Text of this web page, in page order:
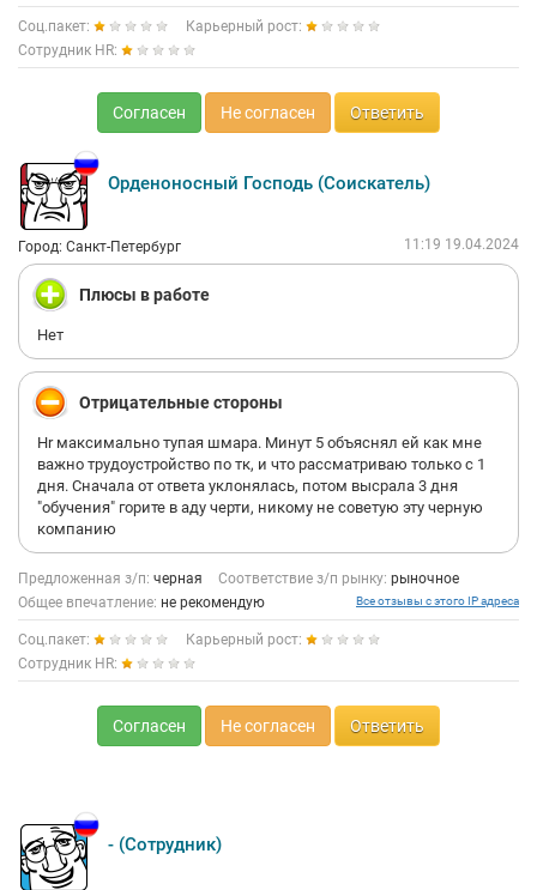
Соц.пакет:
Карьерный рост:
Сотрудник HR:
Согласен Не согласен Ответить
Орденоносный Господь (Соискатель)
Город: Санкт-Петербург 11:19 19.04.2024
Плюсы в работе
Нет
Отрицательные стороны
Hr максимально тупая шмара. Минут 5 объяснял ей как мне
важно трудоустройство по тк, и что рассматриваю только с 1
дня. Сначала от ответа уклонялась, потом высрала 3 дня
"обучения" горите в аду черти, никому не советую эту черную
компанию
Предложенная з/п: черная Соответствие з/п рынку: рыночное
Общее впечатление: не рекомендую Все отзывы с этого IP адреса
Соц.пакет:
Карьерный рост:
Сотрудник HR:
Согласен Не согласен Ответить
- (Сотрудник)